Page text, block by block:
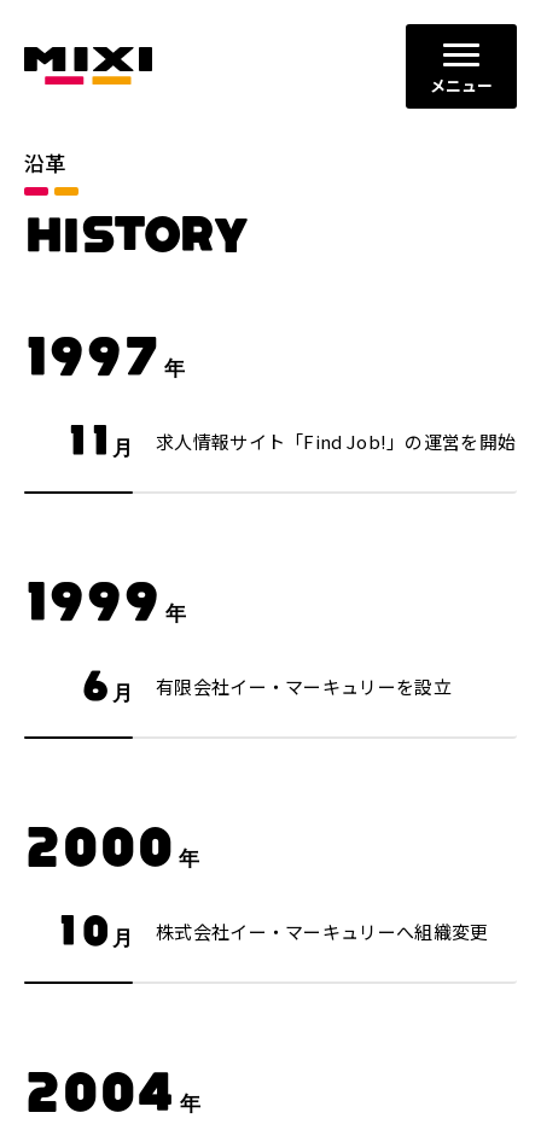
メニュー
沿革
HISTORY
1997 年
11 月 求人情報サイト「Find Job!」の運営を開始
1999 年
6 月 有限会社イー・マーキュリーを設立
2000 年
10 月 株式会社イー・マーキュリーへ組織変更
2004 年